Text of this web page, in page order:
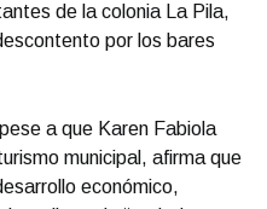
de la colonia La Pila,
por los bares
a que Karen Fabiola
municipal, afirma que
económico,